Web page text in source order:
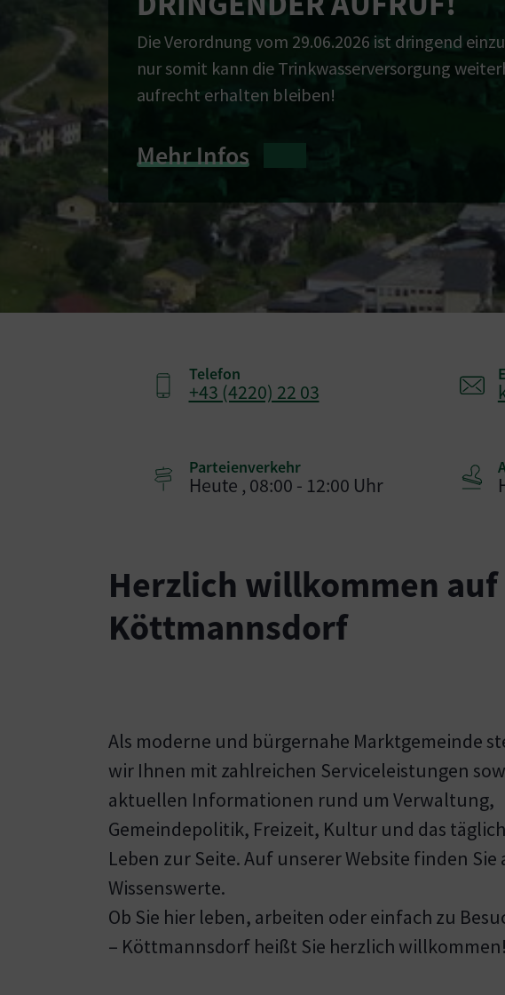
Die Verordnung vom 29.06.2026 ist dringend
nur somit kann die Trinkwasserversorgung
aufrecht erhalten bleiben!
Mehr Infos
Telefon
+43 (4220) 22 03
Parteienverkehr
Heute , 08:00 - 12:00 Uhr
Herzlich willkommen
Köttmannsdorf
Als moderne und bürgernahe Marktgemeinde
wir Ihnen mit zahlreichen Serviceleistungen
aktuellen Informationen rund um Verwaltung,
Gemeindepolitik, Freizeit, Kultur und das
Leben zur Seite. Auf unserer Website finden Sie
Wissenswerte.
Ob Sie hier leben, arbeiten oder einfach zu
– Köttmannsdorf heißt Sie herzlich willkommen!